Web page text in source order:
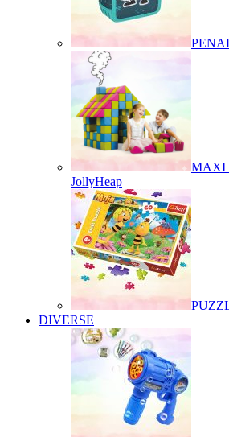
MAXI
JollyHeap
DIVERSE